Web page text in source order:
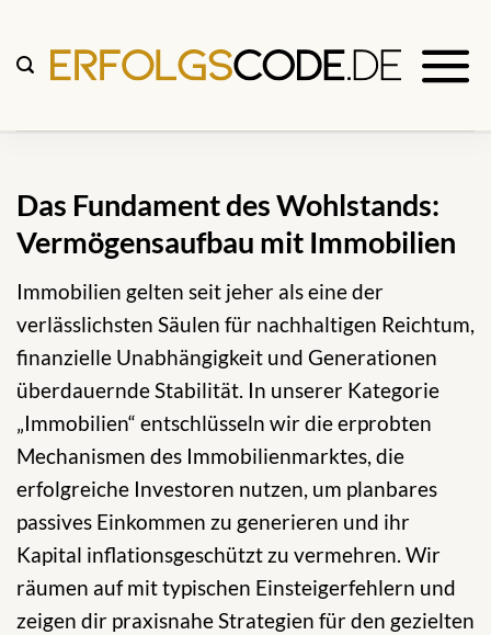
Inhalt
springen
Das Fundament des Wohlstands:
Vermögensaufbau mit Immobilien
Immobilien gelten seit jeher als eine der
verlässlichsten Säulen für nachhaltigen Reichtum,
finanzielle Unabhängigkeit und Generationen
überdauernde Stabilität. In unserer Kategorie
„Immobilien“ entschlüsseln wir die erprobten
Mechanismen des Immobilienmarktes, die
erfolgreiche Investoren nutzen, um planbares
passives Einkommen zu generieren und ihr
Kapital inflationsgeschützt zu vermehren. Wir
räumen auf mit typischen Einsteigerfehlern und
zeigen dir praxisnahe Strategien für den gezielten